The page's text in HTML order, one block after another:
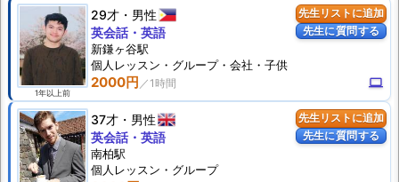
先生リストに追加
先生に質問する
1年以上前
29才 男性
2000円 computer
英会話・英語
新鎌ヶ谷駅
個人 レッスン ・グループ・会社・子供
先生リストに追加
先生に質問する
37才 男性
英会話・英語
南柏駅
個人 レッスン ・グループ